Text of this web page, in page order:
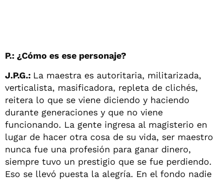
P.: ¿Cómo es ese personaje?
J.P.G.: La maestra es autoritaria, militarizada,
verticalista, masificadora, repleta de clichés,
reitera lo que se viene diciendo y haciendo
durante generaciones y que no viene
funcionando. La gente ingresa al magisterio en
lugar de hacer otra cosa de su vida, ser maestro
nunca fue una profesión para ganar dinero,
siempre tuvo un prestigio que se fue perdiendo.
Eso se llevó puesta la alegría. En el fondo nadie